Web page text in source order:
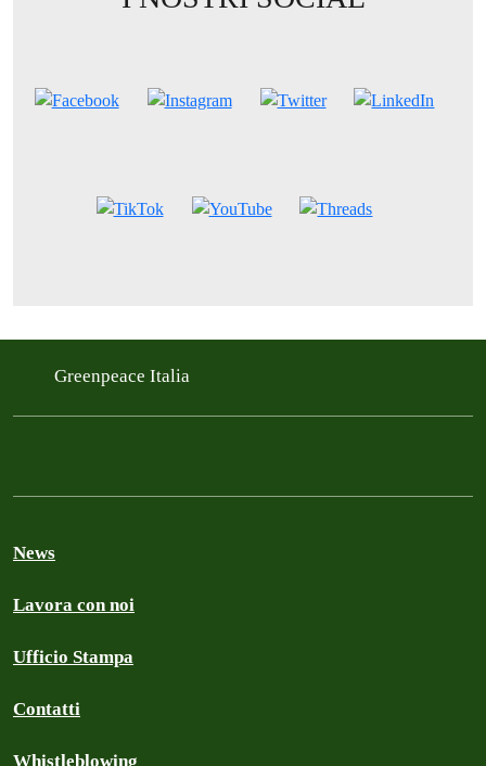
Greenpeace Italia
News
Lavora con noi
Ufficio Stampa
Contatti
Whistleblowing